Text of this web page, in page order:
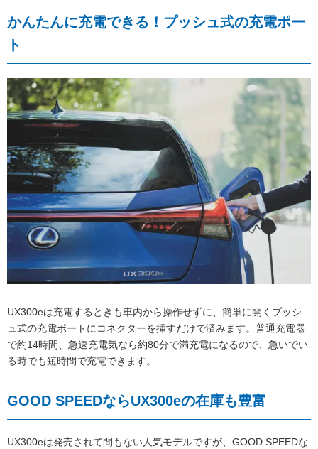
かんたんに充電できる！プッシュ式の充電ポー
ト
UX300eは充電するときも車内から操作せずに、簡単に開くプッシ
ュ式の充電ポートにコネクターを挿すだけで済みます。普通充電器
で約14時間、急速充電気なら約80分で満充電になるので、急いでい
る時でも短時間で充電できます。
GOOD SPEEDならUX300eの在庫も豊富
UX300eは発売されて間もない人気モデルですが、GOOD SPEEDな